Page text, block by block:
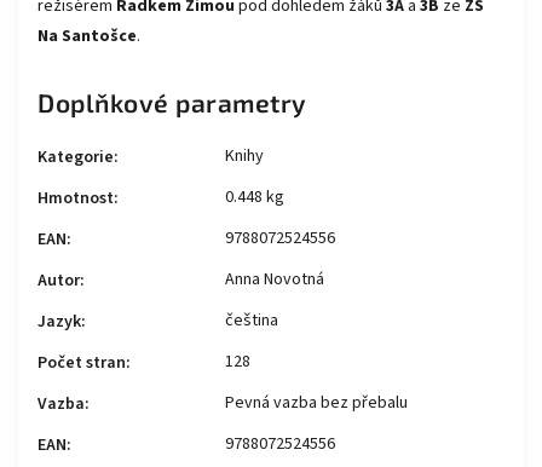
režisérem Radkem Zimou pod dohledem žáků 3A a 3B ze ZŠ
Na Santošce.
Doplňkové parametry
Kategorie:
Knihy
Hmotnost:
0.448 kg
EAN:
9788072524556
Autor:
Anna Novotná
Jazyk:
čeština
Počet stran:
128
Vazba:
Pevná vazba bez přebalu
EAN: 9788072524556